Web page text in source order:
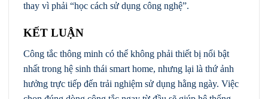
thay vì phải “học cách sử dụng công nghệ”.
KẾT LUẬN
Công tắc thông minh có thể không phải thiết bị nổi bật
nhất trong hệ sinh thái smart home, nhưng lại là thứ ảnh
hưởng trực tiếp đến trải nghiệm sử dụng hằng ngày. Việc